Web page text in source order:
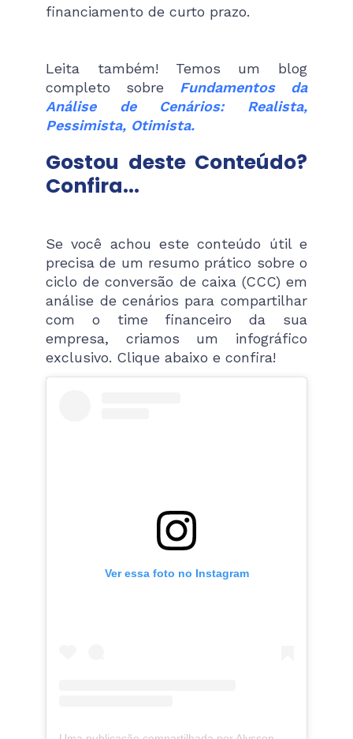
financiamento de curto prazo.
Leita também! Temos um blog
completo sobre Fundamentos da
Análise de Cenários: Realista,
Pessimista, Otimista.
Gostou deste Conteúdo?
Confira...
Se você achou este conteúdo útil e
precisa de um resumo prático sobre o
ciclo de conversão de caixa (CCC) em
análise de cenários para compartilhar
com o time financeiro da sua
empresa, criamos um infográfico
exclusivo. Clique abaixo e confira!
Ver essa foto no Instagram